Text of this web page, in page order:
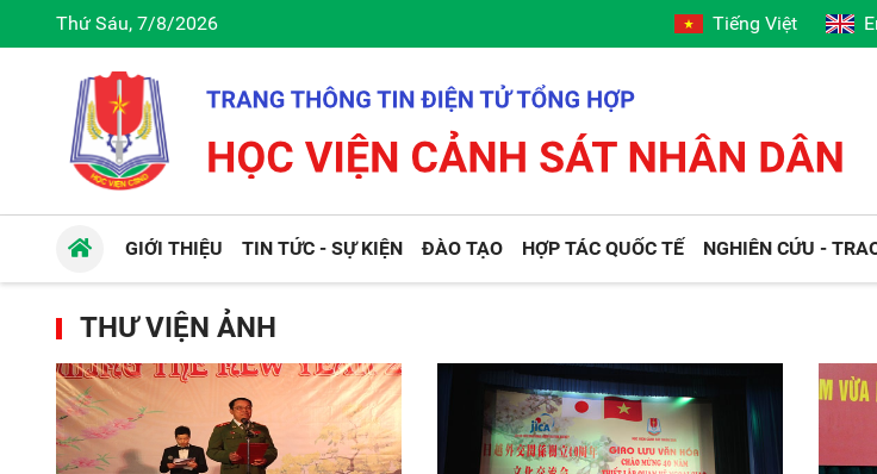
Thứ Sáu, 7/8/2026 Tiếng Việt
GIỚI THIỆU TIN TỨC - SỰ KIỆN ĐÀO TẠO HỢP TÁC QUỐC TẾ NGHIÊN CỨU -
THƯ VIỆN ẢNH